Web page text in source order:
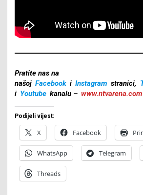
Pratite nas na
našoj Facebook i Instagram stranici,
i Youtube kanalu – www.ntvarena.com
Podijeli vijest:
X Facebook
WhatsApp Telegram
Threads